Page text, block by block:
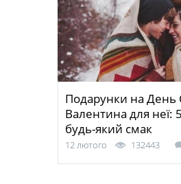
Подарунки на День
Валентина для неї:
будь-який смак
12 лютого 132443